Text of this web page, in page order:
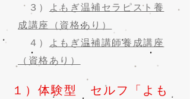
３）
よもぎ温補セラピスト養
成講座（資格あり）
４）
よもぎ温補講師養成講座
（資格あり）
１）体験型 セルフ「よも